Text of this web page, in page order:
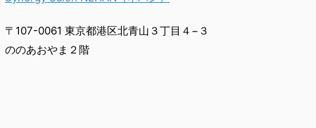
〒107-0061 東京都港区北青山３丁目４−３
ののあおやま２階